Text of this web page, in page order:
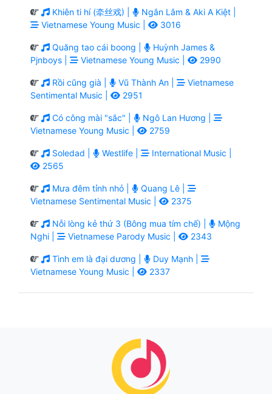
Khiên ti hí (牵丝戏) |
Ngân Lâm & Aki A Kiệt |
Vietnamese Young Music |
3016
Quăng tao cái boong |
Huỳnh James &
Pjnboys |
Vietnamese Young Music | 2990
Rồi cũng già | Vũ Thành An |
Vietnamese
Sentimental Music |
2951
Có công mài "sắc" |
Ngô Lan Hương |
Vietnamese Young Music |
2759
Soledad | Westlife |
International Music |
2565
Mưa đêm tỉnh nhỏ |
Quang Lê |
Vietnamese Sentimental Music |
2375
Nỗi lòng kẻ thứ 3 (Bông mua tím chế) |
Mộng
Nghi |
Vietnamese Parody Music | 2343
Tình em là đại dương |
Duy Mạnh |
Vietnamese Young Music |
2337